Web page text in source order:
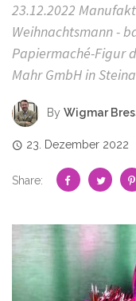
23.12.2022
Weihnachtsmann -
Papiermaché-Figur
Mahr GmbH in
By Wigmar
23. Dezember 2022
Share: